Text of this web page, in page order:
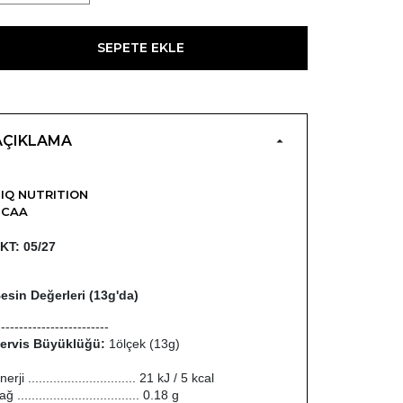
SEPETE EKLE
NUTRITION
05/27
Değerleri (13g'da)
Büyüklüğü: 1ölçek (13g)
.............................. 21 kJ / 5 kcal
.................................. 0.18 g